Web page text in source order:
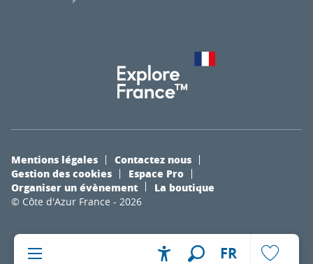
FR
© Côte d'Azur France - 2026
Mentions légales
Contactez nous
Gestion des cookies
Espace Pro
Organiser un évènement
La boutique